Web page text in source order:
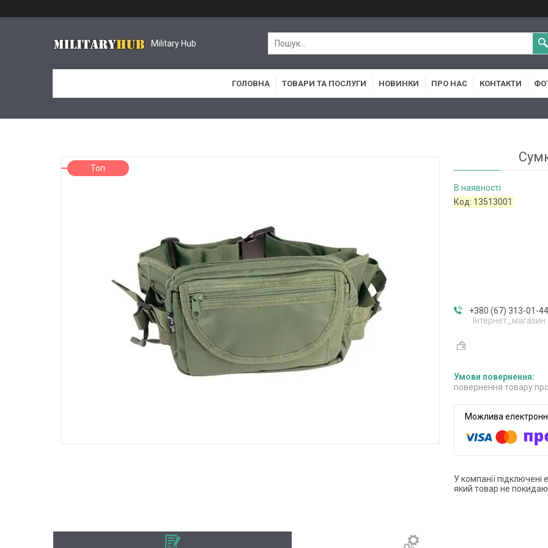
Military Hub
ГОЛОВНА ТОВАРИ ТА ПОСЛУГИ НОВИНКИ ПРО НАС КОНТАКТИ
Топ
В наявності
Код: 13513001
+380 (67) 313-01-
Інтернет_магазин
повернення товару
У компанії
який товар не